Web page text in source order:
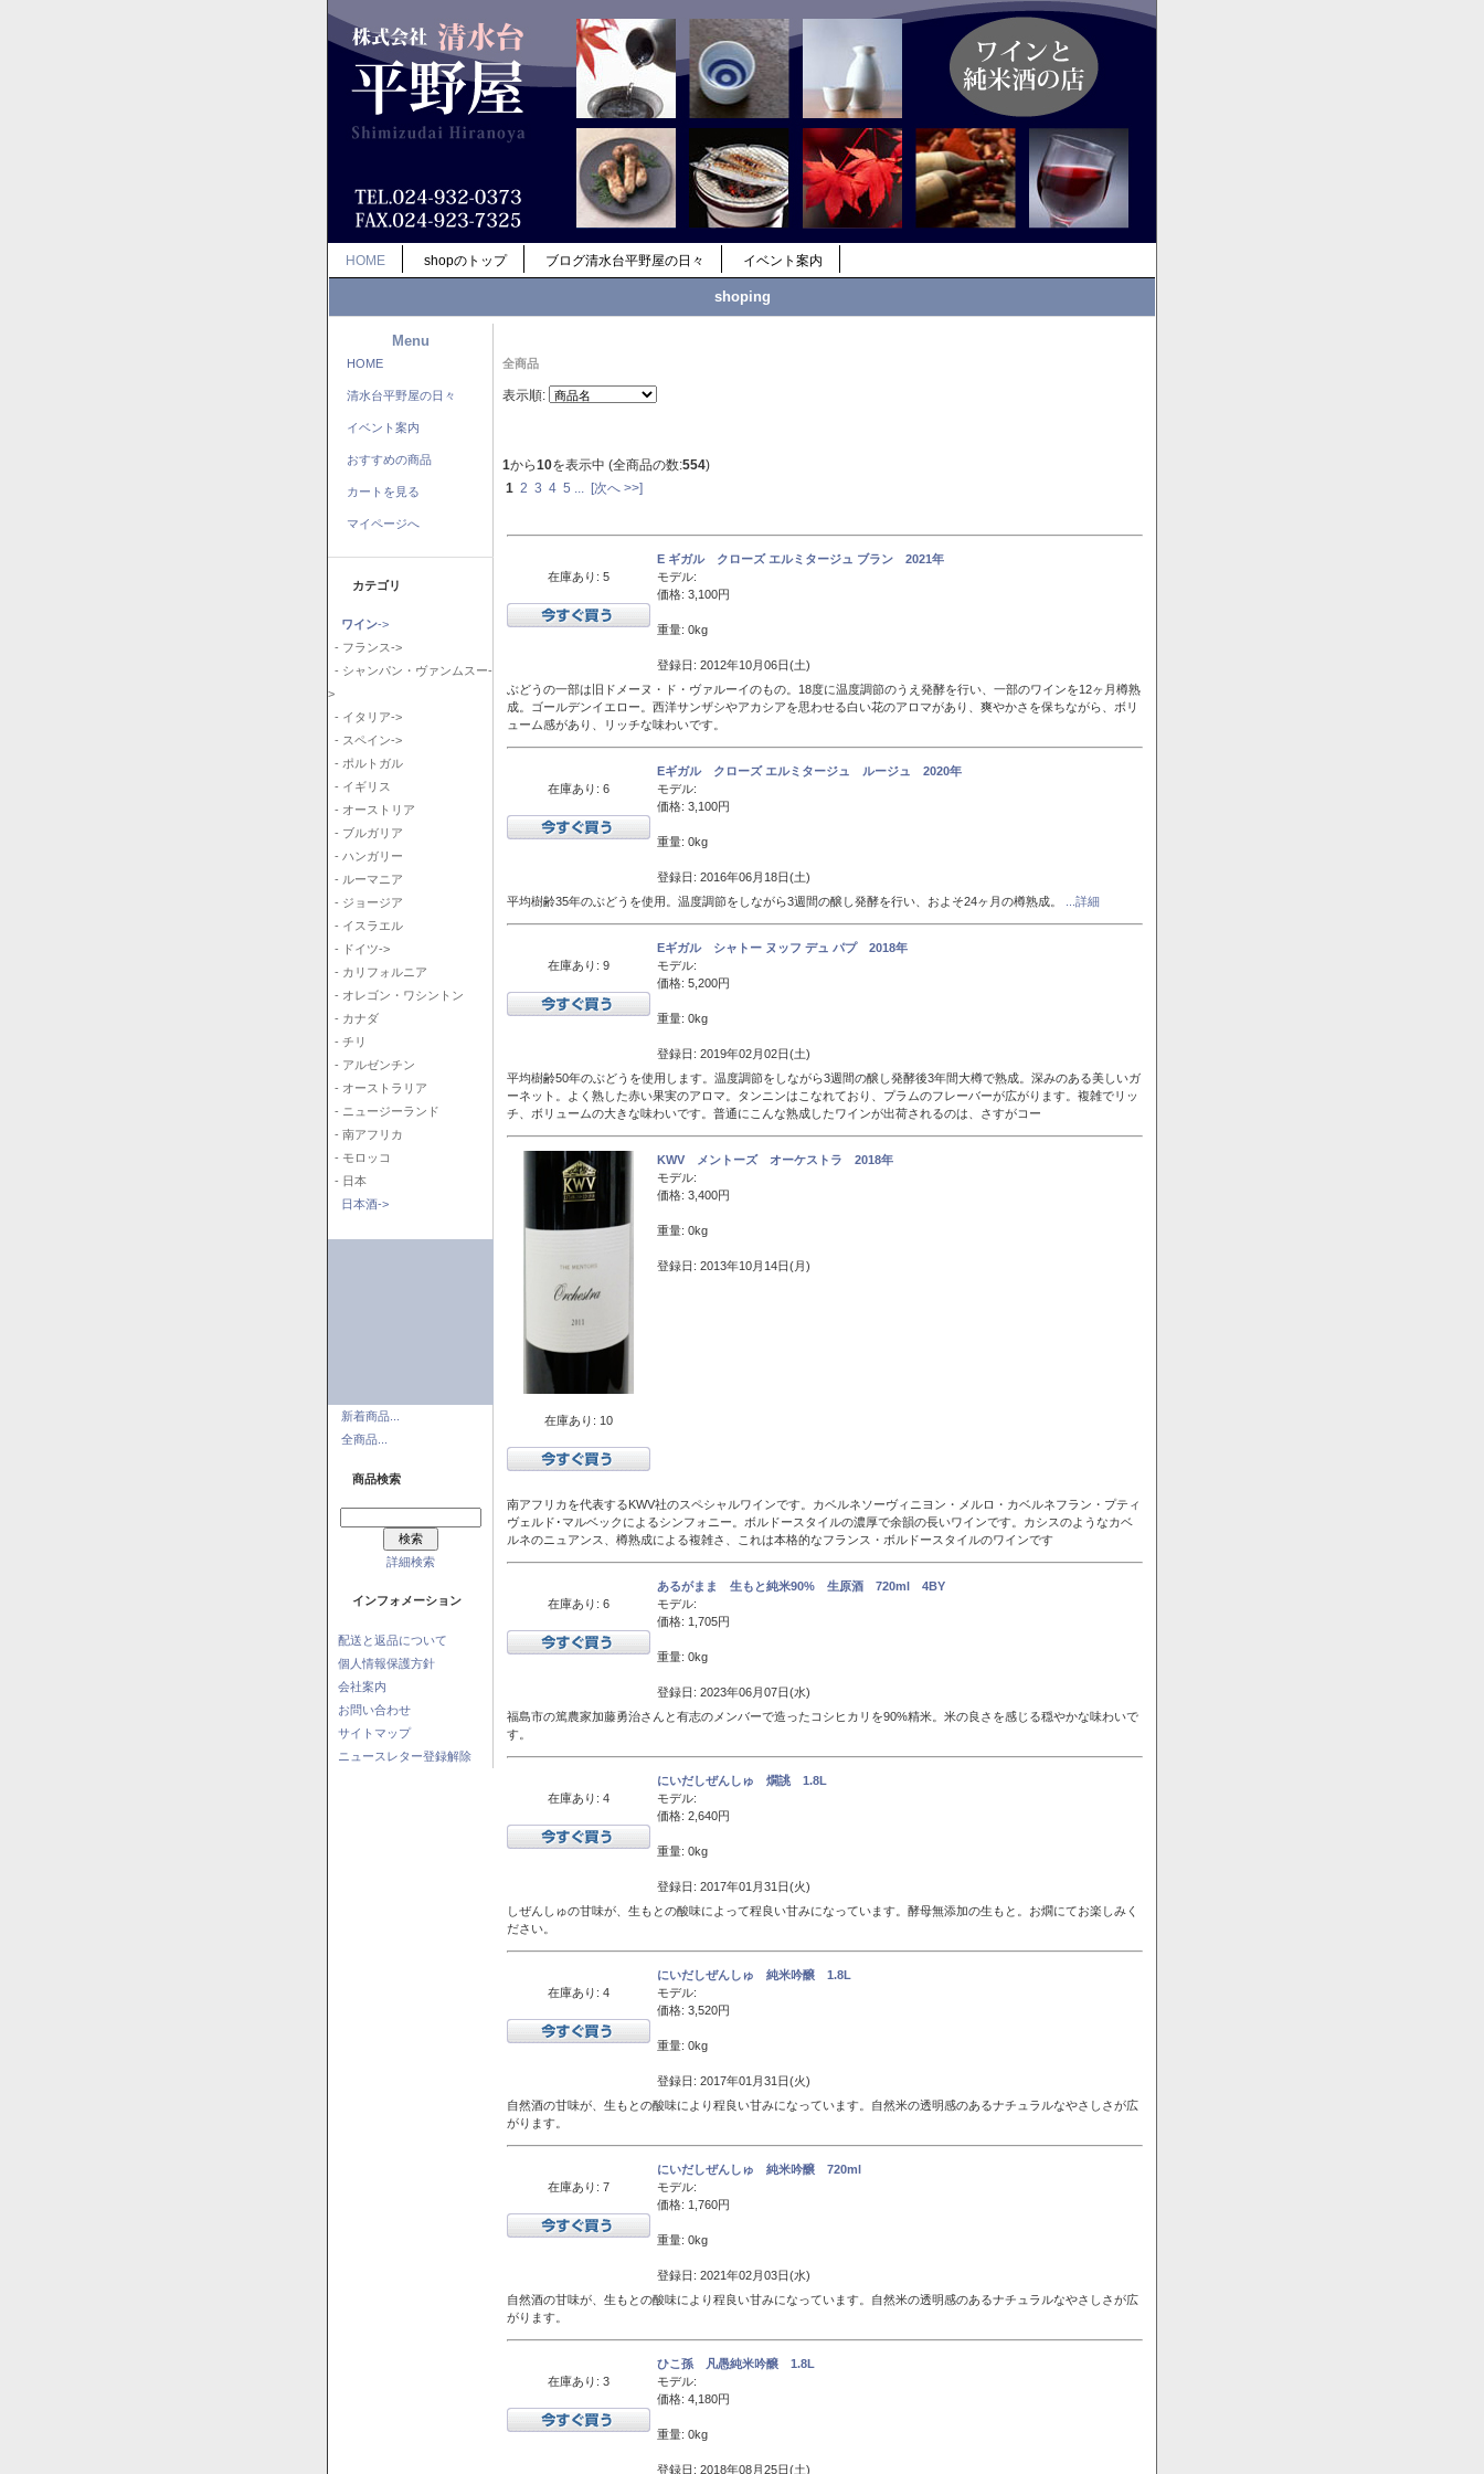
HOME shopのトップ ブログ清水台平野屋の日々 イベント案内
shoping
Menu
HOME
清水台平野屋の日々
イベント案内
おすすめの商品
カートを見る
マイページへ
カテゴリ
ワイン->
- フランス->
- シャンパン・ヴァンムスー-
>
- イタリア->
- スペイン->
- ポルトガル
- イギリス
- オーストリア
- ブルガリア
- ハンガリー
- ルーマニア
- ジョージア
- イスラエル
- ドイツ->
- カリフォルニア
- オレゴン・ワシントン
- カナダ
- チリ
- アルゼンチン
- オーストラリア
- ニュージーランド
- 南アフリカ
- モロッコ
- 日本
日本酒->
新着商品...
全商品...
商品検索
詳細検索
インフォメーション
配送と返品について
個人情報保護方針
会社案内
お問い合わせ
サイトマップ
ニュースレター登録解除
全商品
表示順:
1から10を表示中 (全商品の数:554)
1 2 3 4 5 [次へ >>]
在庫あり: 5
E ギガル クローズ エルミタージュ ブラン 2021年
モデル:
価格: 3,100円
重量: 0kg
登録日: 2012年10月06日(土)
ぶどうの一部は旧ドメーヌ・ド・ヴァルーイのもの。18度に温度調節のうえ発酵を行い、一部のワインを12ヶ月樽熟
成。ゴールデンイエロー。西洋サンザシやアカシアを思わせる白い花のアロマがあり、爽やかさを保ちながら、ボリ
ューム感があり、リッチな味わいです。
在庫あり: 6
Eギガル クローズ エルミタージュ ルージュ 2020年
モデル:
価格: 3,100円
重量: 0kg
登録日: 2016年06月18日(土)
平均樹齢35年のぶどうを使用。温度調節をしながら3週間の醸し発酵を行い、およそ24ヶ月の樽熟成。
...詳細
在庫あり: 9
Eギガル シャトー ヌッフ デュ パプ 2018年
モデル:
価格: 5,200円
重量: 0kg
登録日: 2019年02月02日(土)
平均樹齢50年のぶどうを使用します。温度調節をしながら3週間の醸し発酵後3年間大樽で熟成。深みのある美しいガ
ーネット。よく熟した赤い果実のアロマ。タンニンはこなれており、プラムのフレーバーが広がります。複雑でリッ
チ、ボリュームの大きな味わいです。普通にこんな熟成したワインが出荷されるのは、さすがコー
在庫あり: 10
KWV メントーズ オーケストラ 2018年
モデル:
価格: 3,400円
重量: 0kg
登録日: 2013年10月14日(月)
南アフリカを代表するKWV社のスペシャルワインです。カベルネソーヴィニヨン・メルロ・カベルネフラン・プティ
ヴェルド･マルベックによるシンフォニー。ボルドースタイルの濃厚で余韻の長いワインです。カシスのようなカベ
ルネのニュアンス、樽熟成による複雑さ、これは本格的なフランス・ボルドースタイルのワインです
在庫あり: 6
あるがまま 生もと純米90% 生原酒 720ml 4BY
モデル:
価格: 1,705円
重量: 0kg
登録日: 2023年06月07日(水)
福島市の篤農家加藤勇治さんと有志のメンバーで造ったコシヒカリを90%精米。米の良さを感じる穏やかな味わいで
す。
在庫あり: 4
にいだしぜんしゅ 燗誂 1.8L
モデル:
価格: 2,640円
重量: 0kg
登録日: 2017年01月31日(火)
しぜんしゅの甘味が、生もとの酸味によって程良い甘みになっています。酵母無添加の生もと。お燗にてお楽しみく
ださい。
在庫あり: 4
にいだしぜんしゅ 純米吟醸 1.8L
モデル:
価格: 3,520円
重量: 0kg
登録日: 2017年01月31日(火)
自然酒の甘味が、生もとの酸味により程良い甘みになっています。自然米の透明感のあるナチュラルなやさしさが広
がります。
在庫あり: 7
にいだしぜんしゅ 純米吟醸 720ml
モデル:
価格: 1,760円
重量: 0kg
登録日: 2021年02月03日(水)
自然酒の甘味が、生もとの酸味により程良い甘みになっています。自然米の透明感のあるナチュラルなやさしさが広
がります。
在庫あり: 3
ひこ孫 凡愚純米吟醸 1.8L
モデル:
価格: 4,180円
重量: 0kg
登録日: 2018年08月25日(土)